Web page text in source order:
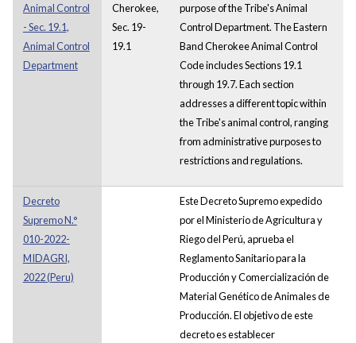
Animal Control
- Sec. 19.1,
Animal Control
Department
Cherokee,
Sec. 19-
19.1
purpose of the Tribe's Animal
Control Department. The Eastern
Band Cherokee Animal Control
Code includes Sections 19.1
through 19.7. Each section
addresses a different topic within
the Tribe's animal control, ranging
from administrative purposes to
restrictions and regulations.
Decreto
Supremo N.°
010-2022-
MIDAGRI,
2022 (Peru)
Este Decreto Supremo expedido
por el Ministerio de Agricultura y
Riego del Perú, aprueba el
Reglamento Sanitario para la
Producción y Comercialización de
Material Genético de Animales de
Producción. El objetivo de este
decreto es establecer